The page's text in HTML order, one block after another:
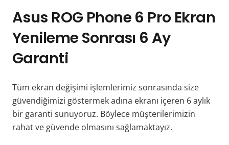
Asus ROG Phone 6 Pro Ekran
Yenileme Sonrası 6 Ay
Garanti
Tüm ekran değişimi işlemlerimiz sonrasında size
güvendiğimizi göstermek adına ekranı içeren 6 aylık
bir garanti sunuyoruz. Böylece müşterilerimizin
rahat ve güvende olmasını sağlamaktayız.